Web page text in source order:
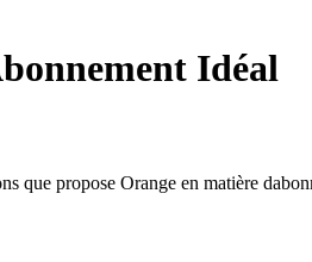
Idéal
que propose Orange en matière